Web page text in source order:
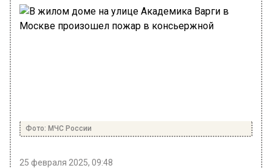
Фото: МЧС России
25 февраля 2025, 09:48